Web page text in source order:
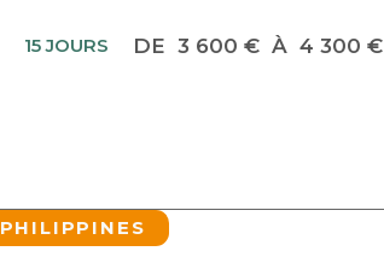
15 JOURS DE 3 600 € À 4 300 €
PHILIPPINES